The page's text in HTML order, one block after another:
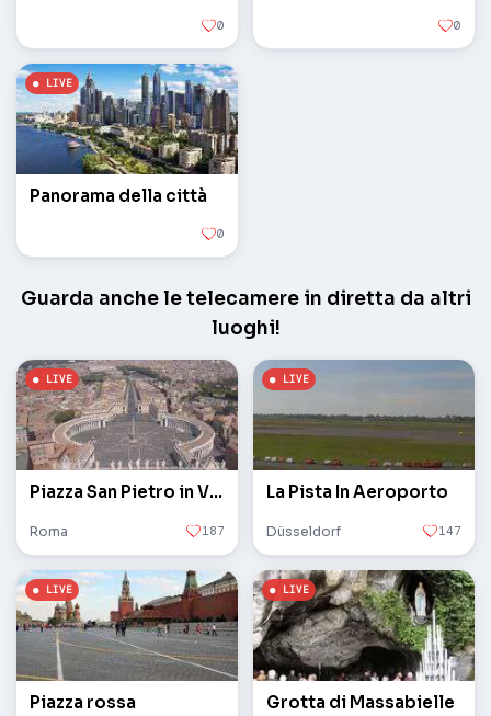
0 0
Panorama della città
0
Guarda anche le telecamere in diretta da altri
luoghi!
Piazza San Pietro in Vaticano
Roma 187
La Pista In Aeroporto
Düsseldorf 147
Piazza rossa Grotta di Massabielle